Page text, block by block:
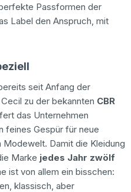
Passformen der
Label den Anspruch, mit
seit Anfang der
zu der bekannten CBR
das Unternehmen
feines Gespür für neue
Damit die Kleidung
Marke jedes Jahr zwölf
ist von allem ein bisschen:
klassisch, aber